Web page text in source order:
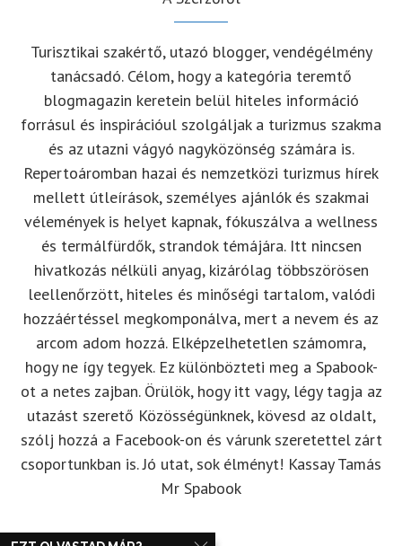
Turisztikai szakértő, utazó blogger, vendégélmény
tanácsadó. Célom, hogy a kategória teremtő
blogmagazin keretein belül hiteles információ
forrásul és inspirációul szolgáljak a turizmus szakma
és az utazni vágyó nagyközönség számára is.
Repertoáromban hazai és nemzetközi turizmus hírek
mellett útleírások, személyes ajánlók és szakmai
vélemények is helyet kapnak, fókuszálva a wellness
és termálfürdők, strandok témájára. Itt nincsen
hivatkozás nélküli anyag, kizárólag többszörösen
leellenőrzött, hiteles és minőségi tartalom, valódi
hozzáértéssel megkomponálva, mert a nevem és az
arcom adom hozzá. Elképzelhetetlen számomra,
hogy ne így tegyek. Ez különbözteti meg a Spabook-
ot a netes zajban. Örülök, hogy itt vagy, légy tagja az
utazást szerető Közösségünknek, kövesd az oldalt,
szólj hozzá a Facebook-on és várunk szeretettel zárt
csoportunkban is. Jó utat, sok élményt! Kassay Tamás
Mr Spabook